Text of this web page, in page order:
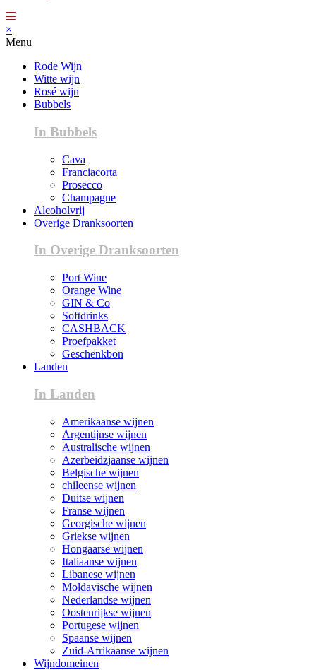
×
Menu
Rode Wijn
Witte wijn
Rosé wijn
Bubbels
In Bubbels
Cava
Franciacorta
Prosecco
Champagne
Alcoholvrij
Overige Dranksoorten
In Overige Dranksoorten
Port Wine
Orange Wine
GIN & Co
Softdrinks
CASHBACK
Proefpakket
Geschenkbon
Landen
In Landen
Amerikaanse wijnen
Argentijnse wijnen
Australische wijnen
Azerbeidzjaanse wijnen
Belgische wijnen
chileense wijnen
Duitse wijnen
Franse wijnen
Georgische wijnen
Griekse wijnen
Hongaarse wijnen
Italiaanse wijnen
Libanese wijnen
Moldavische wijnen
Nederlandse wijnen
Oostenrijkse wijnen
Portugese wijnen
Spaanse wijnen
Zuid-Afrikaanse wijnen
Wijndomeinen